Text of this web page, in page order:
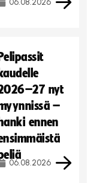
06.08.2026
Pelipassit
kaudelle
nyt
–
hanki ennen
06.08.2026